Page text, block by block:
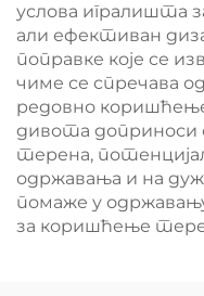
услова игралишта
али ефективан
поправке које се
чиме се спречава
редовно
дивота доприноси
терена,
одржавања и на
помаже у
за коришћење